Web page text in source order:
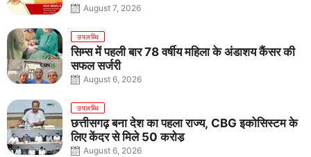
August 7, 2026
उपलब्धि
सिम्स में पहली बार 78 वर्षीय महिला के अंडाशय कैंसर की
सफल सर्जरी
August 6, 2026
उपलब्धि
छत्तीसगढ़ बना देश का पहला राज्य, CBG इकोसिस्टम के
लिए केंद्र से मिले 50 करोड़
August 6, 2026